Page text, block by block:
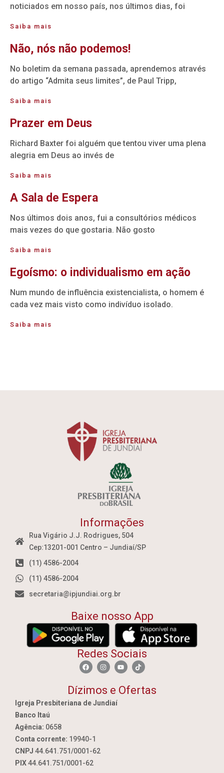
noticiados em nosso país, nos últimos dias, foi
Saiba mais
Não, nós não podemos!
No boletim da semana passada, aprendemos através
do artigo “Admita seus limites”, de Paul Tripp,
Saiba mais
Prazer em Deus
Richard Baxter foi alguém que tentou viver uma plena
alegria em Deus ao invés de
Saiba mais
A Sala de Espera
Nos últimos dois anos, fui a consultórios médicos
mais vezes do que gostaria. Não gosto
Saiba mais
Egoísmo: o individualismo em ação
Num mundo de influência existencialista, o homem é
cada vez mais visto como indivíduo isolado.
Saiba mais
Informações
Rua Vigário J.J. Rodrigues, 504
Cep:13201-001 Centro – Jundiaí/SP
(11) 4586-2004
(11) 4586-2004
secretaria@ipjundiai.org.br
Baixe nosso App
Redes Sociais
Dízimos e Ofertas
Igreja Presbiteriana de Jundiaí
Banco Itaú
Agência: 0658
Conta corrente: 19940-1
CNPJ 44.641.751/0001-62
PIX44.641.751/0001-62